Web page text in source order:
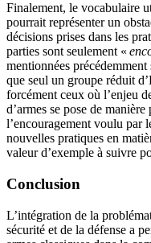
Finalement, le vocabulaire
pourrait représenter un
décisions prises dans les
parties sont seulement «
mentionnées
que seul un groupe réduit
forcément ceux où l’enjeu
d’armes se pose de
l’encouragement voulu par
nouvelles pratiques en
valeur d’exemple à suivre
Conclusion
L’intégration de la
sécurité et de la défense a